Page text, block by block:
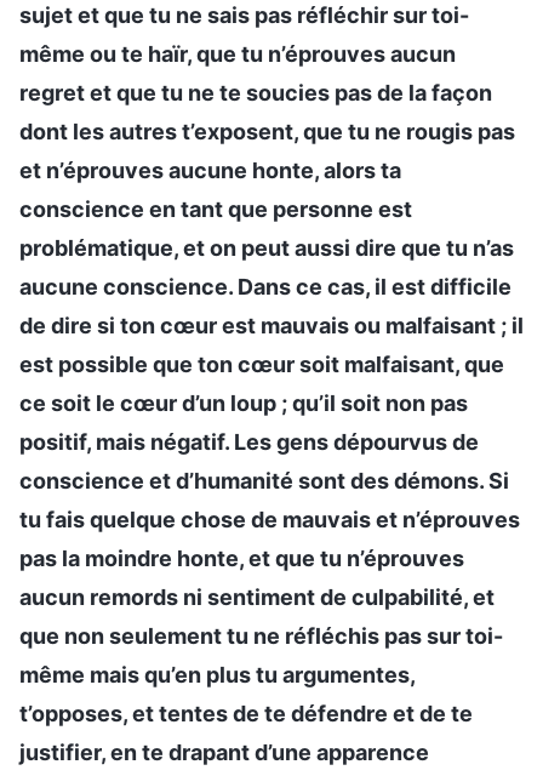
sujet et que tu ne sais pas réfléchir sur toi-
même ou te haïr, que tu n’éprouves aucun
regret et que tu ne te soucies pas de la façon
dont les autres t’exposent, que tu ne rougis pas
et n’éprouves aucune honte, alors ta
conscience en tant que personne est
problématique, et on peut aussi dire que tu n’as
aucune conscience. Dans ce cas, il est difficile
de dire si ton cœur est mauvais ou malfaisant ; il
est possible que ton cœur soit malfaisant, que
ce soit le cœur d’un loup ; qu’il soit non pas
positif, mais négatif. Les gens dépourvus de
conscience et d’humanité sont des démons. Si
tu fais quelque chose de mauvais et n’éprouves
pas la moindre honte, et que tu n’éprouves
aucun remords ni sentiment de culpabilité, et
que non seulement tu ne réfléchis pas sur toi-
même mais qu’en plus tu argumentes,
t’opposes, et tentes de te défendre et de te
justifier, en te drapant d’une apparence